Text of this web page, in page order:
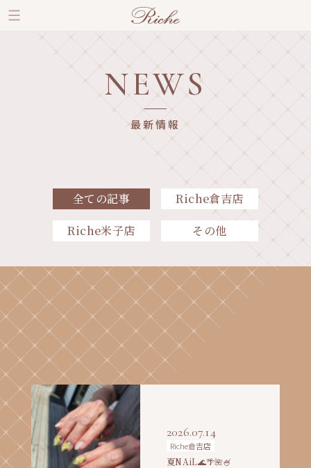
NEWS
最新情報
全ての記事
Riche倉吉店
Riche米子店
その他
2026.07.14
Riche倉吉店
夏NAiL🌊🌴🌺🍧